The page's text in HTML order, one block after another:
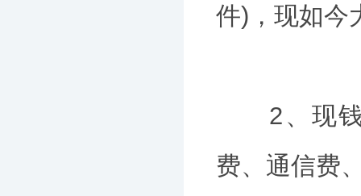
件)，现如今
2、现钱
费、通信费